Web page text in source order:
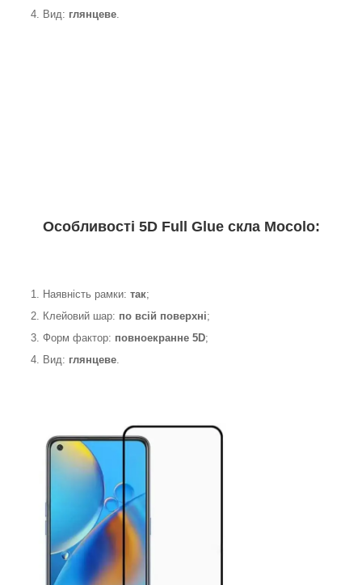
4. Вид: глянцеве.
Особливості 5D Full Glue скла Mocolo:
1. Наявність рамки: так;
2. Клейовий шар: по всій поверхні;
3. Форм фактор: повноекранне 5D;
4. Вид: глянцеве.